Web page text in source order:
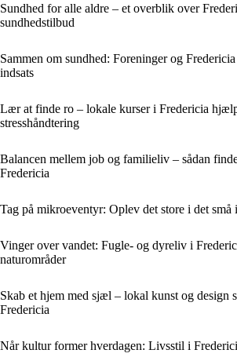
Sundhed for alle aldre – et overblik over
sundhedstilbud
Sammen om sundhed: Foreninger og
indsats
Lær at finde ro – lokale kurser i Fredericia
stresshåndtering
Balancen mellem job og familieliv – sådan
Fredericia
Tag på mikroeventyr: Oplev det store i det små
Vinger over vandet: Fugle- og dyreliv i
naturområder
Skab et hjem med sjæl – lokal kunst og design
Fredericia
Når kultur former hverdagen: Livsstil i